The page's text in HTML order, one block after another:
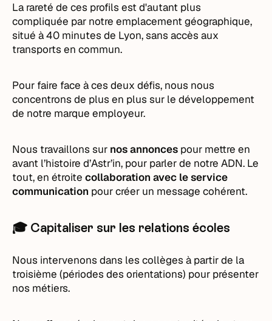
La rareté de ces profils est d'autant plus
compliquée par notre emplacement géographique,
situé à 40 minutes de Lyon, sans accès aux
transports en commun.
Pour faire face à ces deux défis, nous nous
concentrons de plus en plus sur le développement
de notre marque employeur.
Nous travaillons sur nos annonces pour mettre en
avant l’histoire d’Astr’in, pour parler de notre ADN. Le
tout, en étroitecollaboration avec le service
communication pour créer un message cohérent.
🎓 Capitaliser sur les relations écoles
Nous intervenons dans les collèges à partir de la
troisième (périodes des orientations) pour présenter
nos métiers.